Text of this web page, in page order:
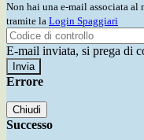
Non hai una e-mail associata al
tramite la Login Spaggiari
E-mail inviata, si prega di
Errore
Chiudi
Successo